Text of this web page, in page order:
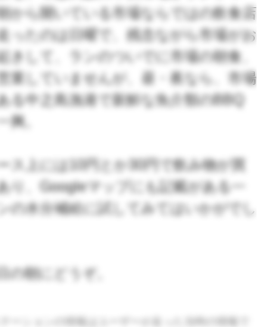
から開いている市場ならではの飲食店
ったのは日曜で、残念ながら市場がお
きして、ランのついでに市場の朝食、
業していませんが、昼・夜なら、市場
る中之島漁港で新鮮な魚介類のBBQ
興。
ス上には10円とか30円で飲み物が買
り、Googleマップにも記載がある一
の水分補給に試してみてはいかがでし
の朝にどうぞ。
ーションの情報はユーザーが走った当時の情報で